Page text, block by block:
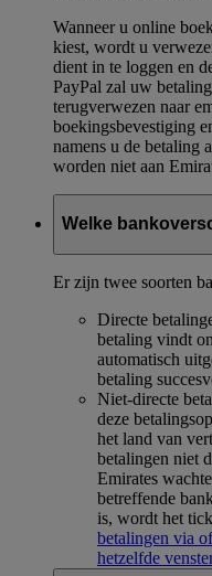
Wanneer u online
kiest, wordt u
dient in te loggen en
PayPal zal uw
terugverwezen naar
boekingsbevestiging
namens u de betaling
worden niet aan
Welke
Er zijn twee soorten
Directe
betaling vindt
automatisch
betaling
Niet-directe
deze
het land van
betalingen niet
Emirates
betreffende
is, wordt het
betalingen via
hetzelfde